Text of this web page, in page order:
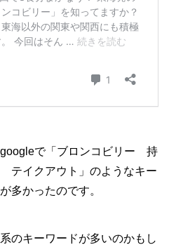
で「ブロンコビリー 持
テイクアウト」のようなキー
多かったのです。
のキーワードが多いのかもし